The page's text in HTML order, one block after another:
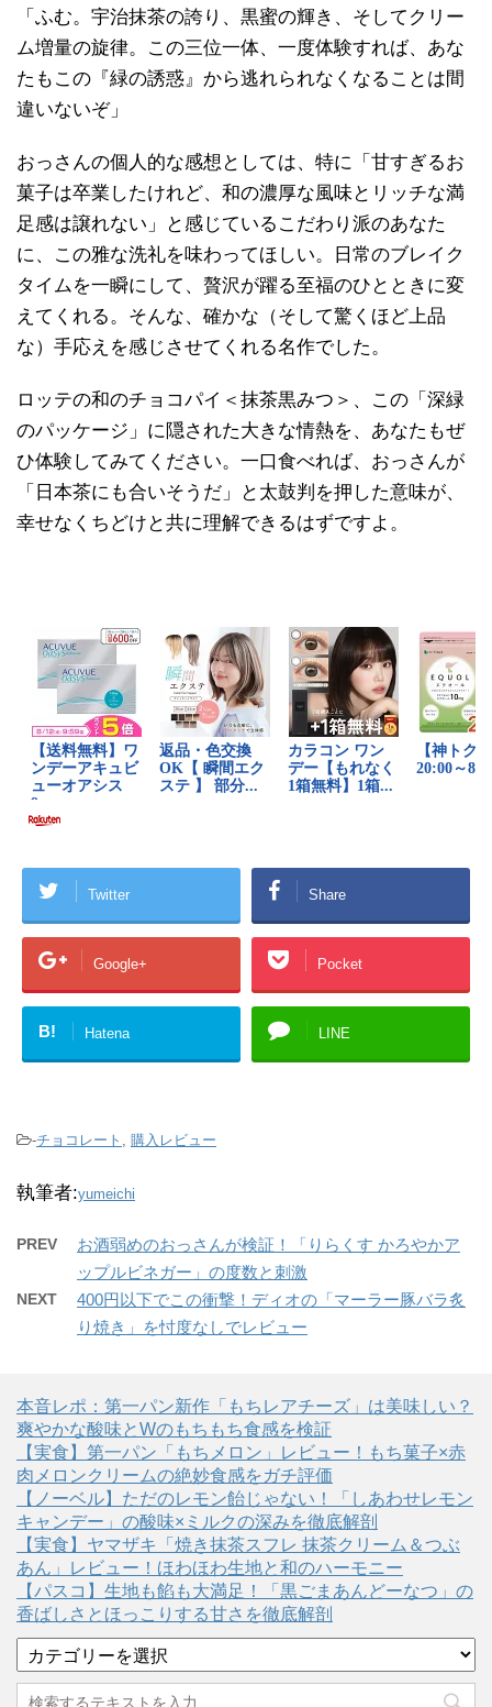
「ふむ。宇治抹茶の誇り、黒蜜の輝き、そしてクリー
ム増量の旋律。この三位一体、一度体験すれば、あな
たもこの『緑の誘惑』から逃れられなくなることは間
違いないぞ」
おっさんの個人的な感想としては、特に「甘すぎるお
菓子は卒業したけれど、和の濃厚な風味とリッチな満
足感は譲れない」と感じているこだわり派のあなた
に、この雅な洗礼を味わってほしい。日常のブレイク
タイムを一瞬にして、贅沢が躍る至福のひとときに変
えてくれる。そんな、確かな（そして驚くほど上品
な）手応えを感じさせてくれる名作でした。
ロッテの和のチョコパイ＜抹茶黒みつ＞、この「深緑
のパッケージ」に隠された大きな情熱を、あなたもぜ
ひ体験してみてください。一口食べれば、おっさんが
「日本茶にも合いそうだ」と太鼓判を押した意味が、
幸せなくちどけと共に理解できるはずですよ。
Twitter Share
Google+ Pocket
B! Hatena LINE
-チョコレート , 購入レビュー
執筆者:yumeichi
PREV
お酒弱めのおっさんが検証！「りらくす かろやかア
ップルビネガー」の度数と刺激
NEXT
400円以下でこの衝撃！ディオの「マーラー豚バラ炙
り焼き」を忖度なしでレビュー
本音レポ：第一パン新作「もちレアチーズ」は美味しい？
爽やかな酸味とWのもちもち食感を検証
【実食】第一パン「もちメロン」レビュー！もち菓子×赤
肉メロンクリームの絶妙食感をガチ評価
【ノーベル】ただのレモン飴じゃない！「しあわせレモン
キャンデー」の酸味×ミルクの深みを徹底解剖
【実食】ヤマザキ「焼き抹茶スフレ 抹茶クリーム＆つぶ
あん」レビュー！ほわほわ生地と和のハーモニー
【パスコ】生地も餡も大満足！「黒ごまあんどーなつ」の
香ばしさとほっこりする甘さを徹底解剖
テ
ゴ